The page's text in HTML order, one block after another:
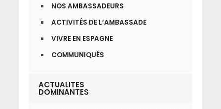
NOS AMBASSADEURS
ACTIVITÉS DE L’AMBASSADE
VIVRE EN ESPAGNE
COMMUNIQUÉS
ACTUALITES
DOMINANTES